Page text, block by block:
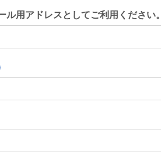
用アドレスとしてご利用ください